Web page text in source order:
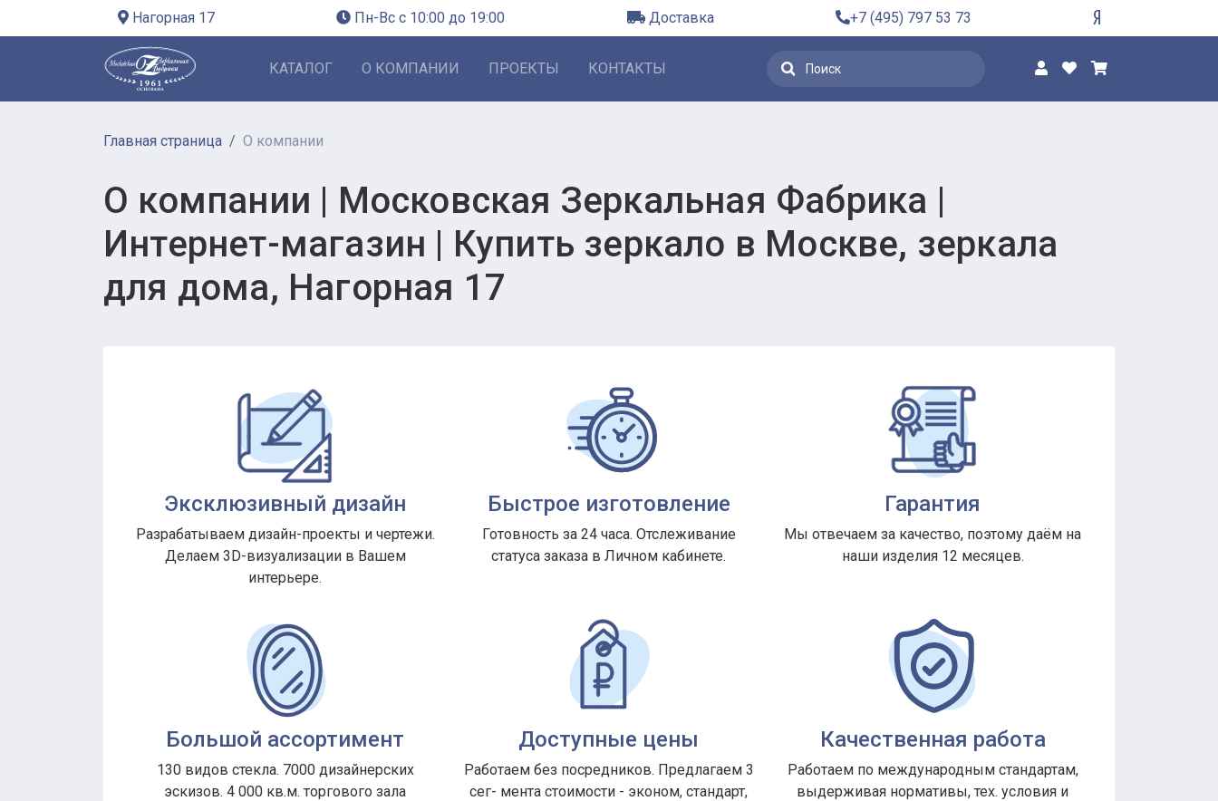
Нагорная 17 Пн-Вс с 10:00 до 19:00 Доставка +7 (495) 797 53 73
КАТАЛОГ О КОМПАНИИ ПРОЕКТЫ КОНТАКТЫ
Главная страница О компании
О компании | Московская Зеркальная Фабрика |
Интернет-магазин | Купить зеркало в Москве, зеркала
для дома, Нагорная 17
Эксклюзивный дизайн
Разрабатываем дизайн-проекты и чертежи.
Делаем 3D-визуализации в Вашем
интерьере.
Быстрое изготовление
Готовность за 24 часа. Отслеживание
статуса заказа в Личном кабинете.
Гарантия
Мы отвечаем за качество, поэтому даём на
наши изделия 12 месяцев.
Большой ассортимент
130 видов стекла. 7000 дизайнерских
эскизов. 4 000 кв.м. торгового зала
Доступные цены
Работаем без посредников. Предлагаем 3
сег- мента стоимости - эконом, стандарт,
Качественная работа
Работаем по международным стандартам,
выдерживая нормативы, тех. условия и